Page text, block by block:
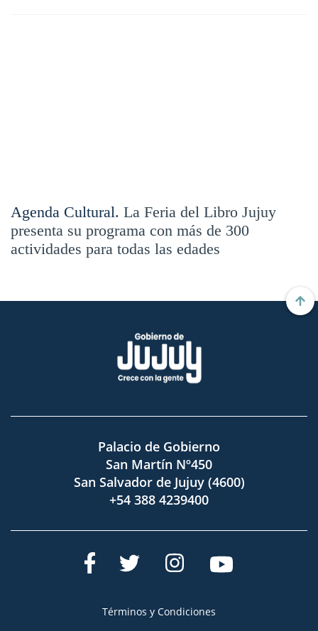
Agenda Cultural. La Feria del Libro Jujuy
presenta su programa con más de 300
actividades para todas las edades
Palacio de Gobierno
San Martín Nº450
San Salvador de Jujuy (4600)
+54 388 4239400
Términos y Condiciones